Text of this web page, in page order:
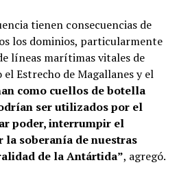
tienen consecuencias de
los dominios, particularmente
líneas marítimas vitales de
Estrecho de Magallanes y el
como cuellos de botella
ser utilizados por el
poder, interrumpir el
la soberanía de nuestras
de la Antártida”, agregó.